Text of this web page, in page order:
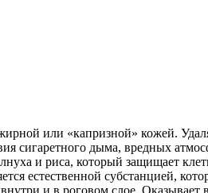
или «капризной» кожей.
сигаретного дыма, вредных
и риса, который защищает
естественной субстанцией,
и в роговом слое.